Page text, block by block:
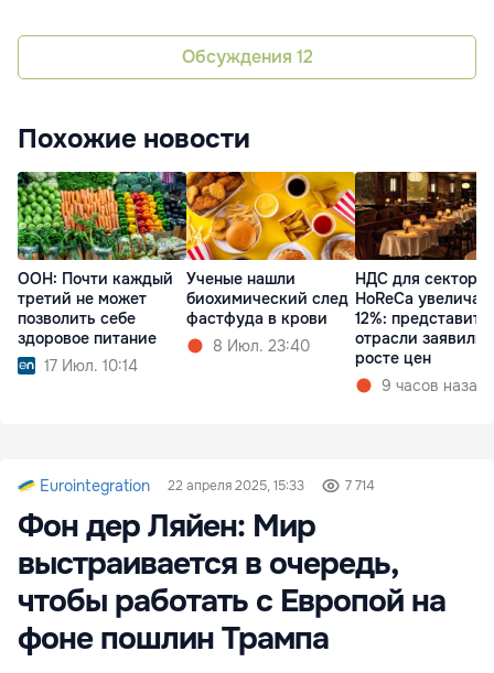
Обсуждения 12
Похожие новости
ООН: Почти каждый
третий не может
позволить себе
здоровое питание
17 Июл. 10:14
Ученые нашли
биохимический след
фастфуда в крови
8 Июл. 23:40
НДС для сектора
HoReCa увеличат
12%:
отрасли заявили
росте цен
9 часов назад
Eurointegration 22 апреля 2025, 15:33 7 714
Фон дер Ляйен: Мир
выстраивается в очередь,
чтобы работать с Европой на
фоне пошлин Трампа